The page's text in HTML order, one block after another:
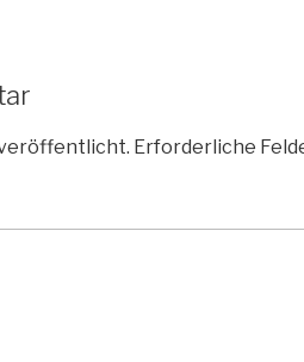
Erforderliche